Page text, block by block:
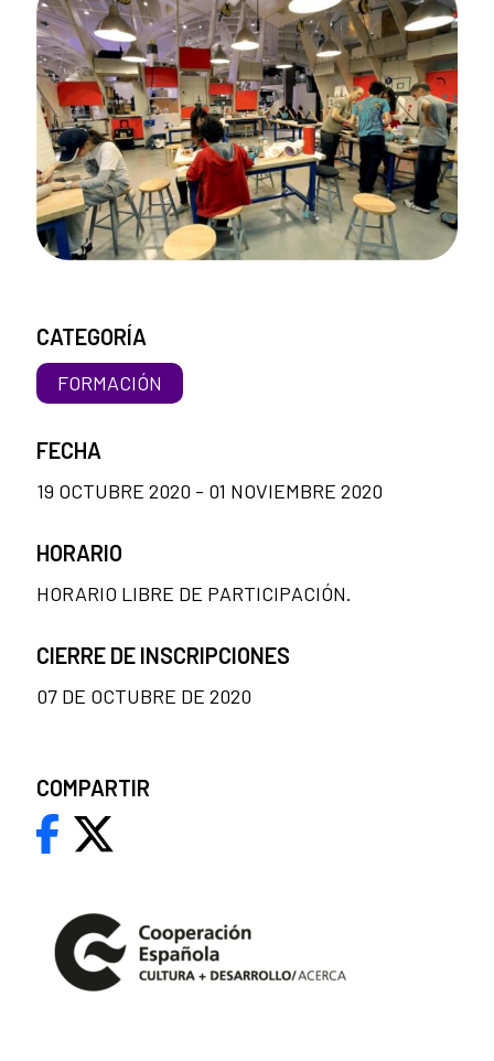
CATEGORÍA
FORMACIÓN
FECHA
19 OCTUBRE 2020 - 01 NOVIEMBRE 2020
HORARIO
HORARIO LIBRE DE PARTICIPACIÓN.
CIERRE DE INSCRIPCIONES
07 DE OCTUBRE DE 2020
COMPARTIR